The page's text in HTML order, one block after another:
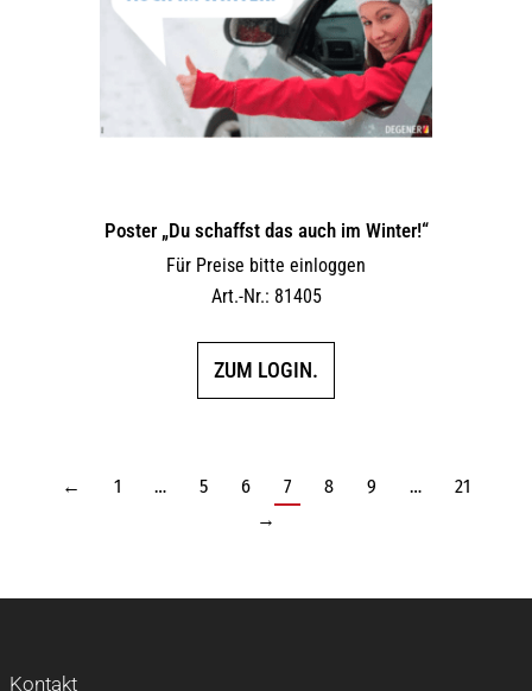
Poster „Du schaffst das auch im Winter!“
Für Preise bitte einloggen
Art.-Nr.: 81405
ZUM LOGIN.
← 1 … 5 6 7 8 9 …
21
→
Kontakt